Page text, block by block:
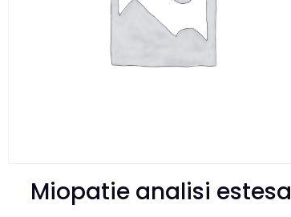
Miopatie analisi estesa